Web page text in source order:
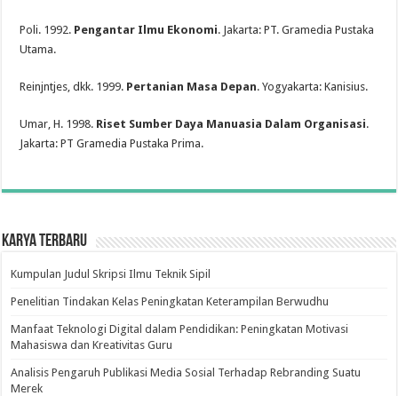
Poli. 1992. Pengantar Ilmu Ekonomi. Jakarta: PT. Gramedia Pustaka
Utama.
Reinjntjes, dkk. 1999. Pertanian Masa Depan. Yogyakarta: Kanisius.
Umar, H. 1998. Riset Sumber Daya Manuasia Dalam Organisasi.
Jakarta: PT Gramedia Pustaka Prima.
Karya Terbaru
Kumpulan Judul Skripsi Ilmu Teknik Sipil
Penelitian Tindakan Kelas Peningkatan Keterampilan Berwudhu
Manfaat Teknologi Digital dalam Pendidikan: Peningkatan Motivasi
Mahasiswa dan Kreativitas Guru
Analisis Pengaruh Publikasi Media Sosial Terhadap Rebranding Suatu
Merek